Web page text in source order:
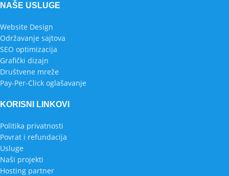
NAŠE USLUGE
Website Design
Održavanje sajtova
SEO optimizacija
Grafički dizajn
Društvene mreže
Pay-Per-Click oglašavanje
KORISNI LINKOVI
Politika privatnosti
Povrat i refundacija
Usluge
Naši projekti
Hosting partner